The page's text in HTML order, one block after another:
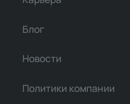
Блог
Новости
Политики компании